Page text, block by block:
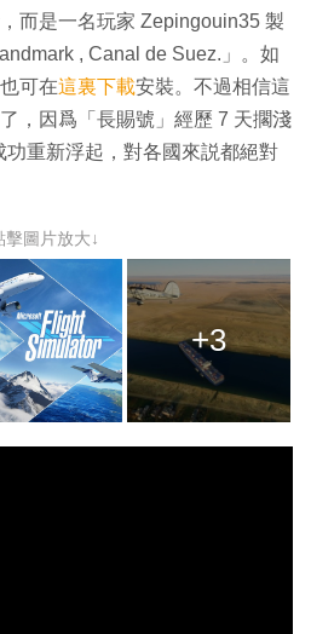
而是一名玩家 Zepingouin35 製
, Canal de Suez.」。如
可在這裏下載安裝。不過相信這
，因爲「長賜號」經歷 7 天擱淺
重新浮起，對各國來説都絕對
擊圖片放大↓
+3